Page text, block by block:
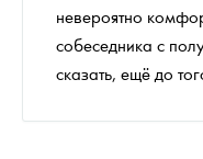
невероятно
собеседника с
сказать, ещё до